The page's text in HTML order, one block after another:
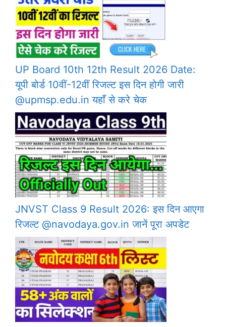
UP Board 10th 12th Result 2026 Date:
यूपी बोर्ड 10वीं-12वीं रिजल्ट इस दिन होगी जारी
@upmsp.edu.in यहाँ से करे चेक
JNVST Class 9 Result 2026: इस दिन आएगा
रिजल्ट @navodaya.gov.in जानें पूरा अपडेट